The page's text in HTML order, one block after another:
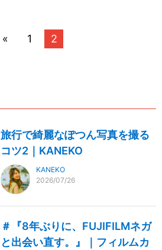
« 1 2
旅行で綺麗なぽつん写真を撮る
コツ2｜KANEKO
KANEKO
2026/07/26
＃『8年ぶりに、FUJIFILMネガ
と出会い直す。』｜フィルムカ